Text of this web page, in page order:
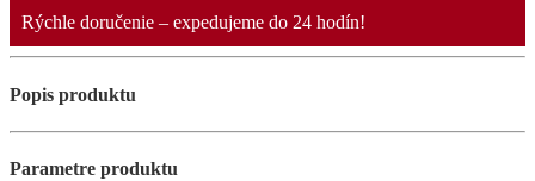
Rýchle doručenie – expedujeme do 24 hodín!
Popis produktu
Parametre produktu